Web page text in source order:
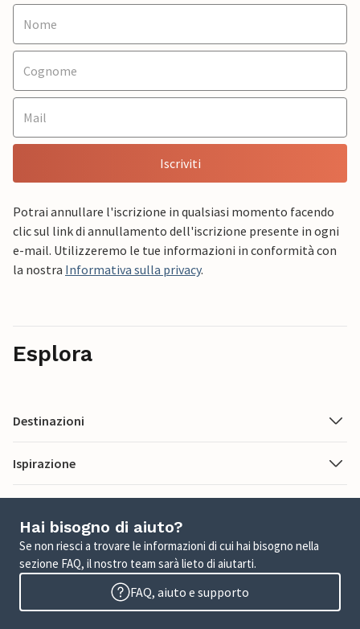
Iscriviti
Potrai annullare l'iscrizione in qualsiasi momento facendo
clic sul link di annullamento dell'iscrizione presente in ogni
e-mail. Utilizzeremo le tue informazioni in conformità con
la nostra Informativa sulla privacy.
Esplora
Destinazioni
Ispirazione
Hai bisogno di aiuto?
Se non riesci a trovare le informazioni di cui hai bisogno nella
sezione FAQ, il nostro team sarà lieto di aiutarti.
FAQ, aiuto e supporto